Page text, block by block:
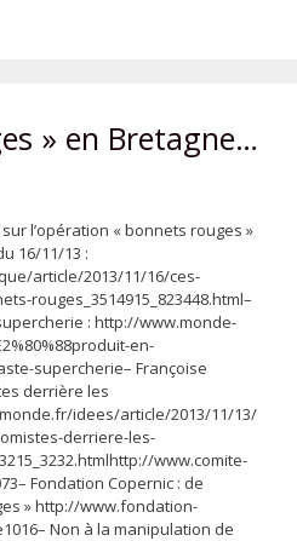
» en Bretagne…
l’opération « bonnets rouges »
16/11/13 :
article/2013/11/16/ces-
rouges_3514915_823448.html–
: http://www.monde-
en-
supercherie– Françoise
derrière les
idees/article/2013/11/13/
derriere-les-
www.comite-
Fondation Copernic : de
» http://www.fondation-
Non à la manipulation de